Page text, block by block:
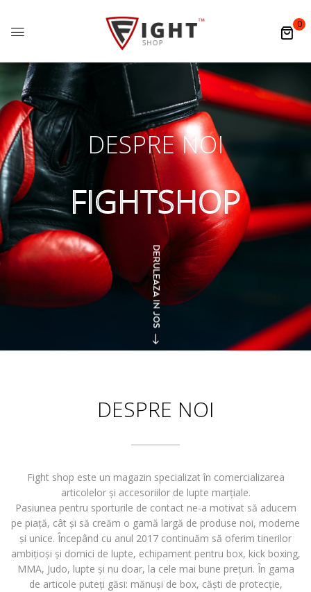
0
DESPRE NOI
FIGHTSHOP
DERULEAZA IN JOS
DESPRE NOI
Fight shop este un magazin specializat în comercializarea
articolelor și accesoriilor de lupte marțiale.
Pasiunea pentru sporturile de contact ne-a motivat să aducem
pe piață, cât și să creăm o gamă largă de produse noi, moderne
și unice. Începând cu anul 2017 continuăm să oferim tinerilor
ambițioși și dornici de lupte, echipament pentru box, kick boxing,
MMA, Judo, lupte și nu doar, la cele mai bune prețuri. În gama
de articole puteți găsi: mănuși de box, căști de protecție,